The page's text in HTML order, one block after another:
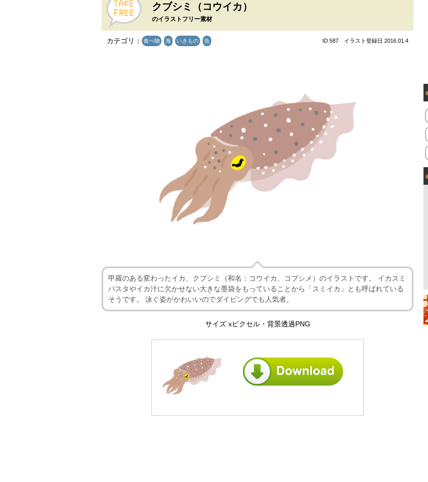
クブシミ（コウイカ）
のイラストフリー素材
カテゴリ： 食べ物 海 いきもの 魚 ID 587 イラスト登録日 2016.01.4
甲羅のある変わったイカ、クブシミ（和名：コウイカ、コブシメ）のイラストです。 イカスミ
パスタやイカ汁に欠かせない大きな墨袋をもっていることから「スミイカ」とも呼ばれている
そうです。 泳ぐ姿がかわいいのでダイビングでも人気者。
サイズ xピクセル・背景透過PNG